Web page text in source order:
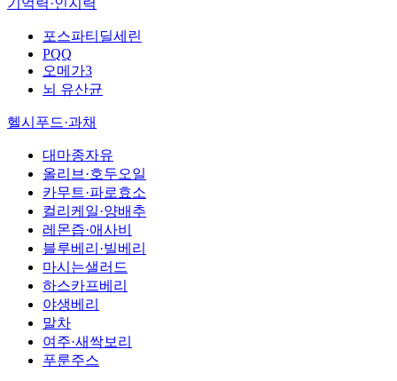
포스파티딜세린
PQQ
오메가3
뇌 유산균
헬시푸드·과채
대마종자유
올리브·호두오일
카무트·파로효소
컬리케일·양배추
레몬즙·애사비
블루베리·빌베리
마시는샐러드
하스카프베리
야생베리
말차
여주·새싹보리
푸룬주스